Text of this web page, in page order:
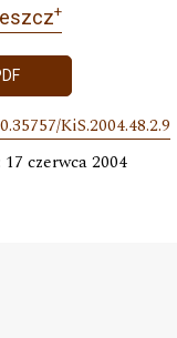
+
KiS.2004.48.2.9
czerwca 2004